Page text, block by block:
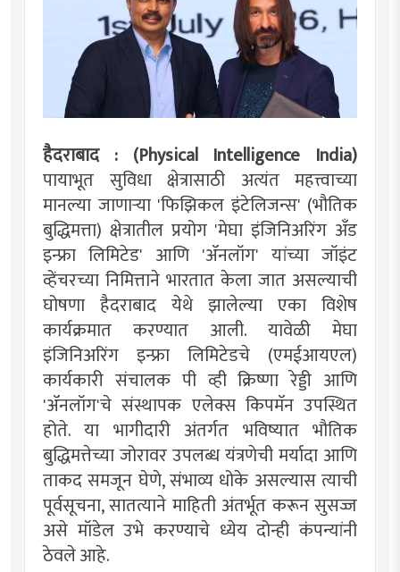
हैदराबाद : (Physical Intelligence India)
पायाभूत सुविधा क्षेत्रासाठी अत्यंत महत्त्वाच्या
मानल्या जाणाऱ्या 'फिझिकल इंटेलिजन्स' (भौतिक
बुद्धिमत्ता) क्षेत्रातील प्रयोग 'मेघा इंजिनिअरिंग अँड
इन्फ्रा लिमिटेड' आणि 'ॲनलॉग' यांच्या जॉइंट
व्हेंचरच्या निमित्ताने भारतात केला जात असल्याची
घोषणा हैदराबाद येथे झालेल्या एका विशेष
कार्यक्रमात करण्यात आली. यावेळी मेघा
इंजिनिअरिंग इन्फ्रा लिमिटेडचे (एमईआयएल)
कार्यकारी संचालक पी व्ही क्रिष्णा रेड्डी आणि
'ॲनलॉग'चे संस्थापक एलेक्स किपमॅन उपस्थित
होते. या भागीदारी अंतर्गत भविष्यात भौतिक
बुद्धिमत्तेच्या जोरावर उपलब्ध यंत्रणेची मर्यादा आणि
ताकद समजून घेणे, संभाव्य धोके असल्यास त्याची
पूर्वसूचना, सातत्याने माहिती अंतर्भूत करून सुसज्ज
असे मॉडेल उभे करण्याचे ध्येय दोन्ही कंपन्यांनी
ठेवले आहे.